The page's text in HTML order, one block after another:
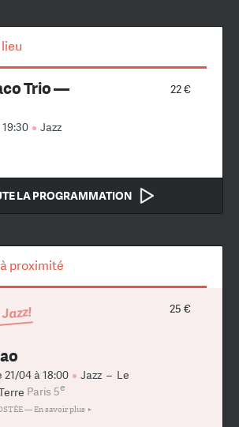
22 €
Trio —
Jazz
LA PROGRAMMATION
proximité
25 €
04 à 18:00 Jazz – Le
Paris 5e
—En savoir plus